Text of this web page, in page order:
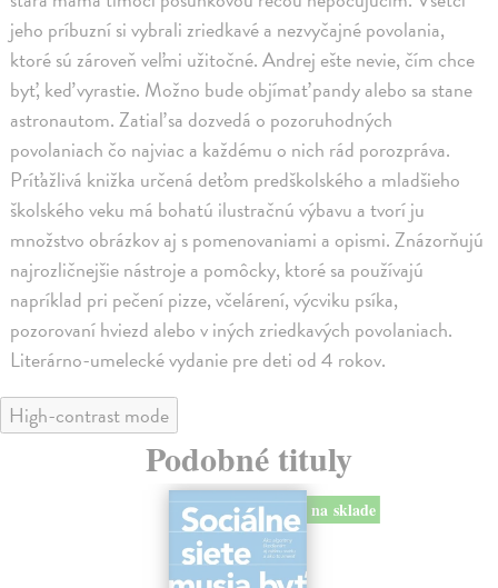
jeho príbuzní si vybrali zriedkavé a nezvyčajné povolania,
ktoré sú zároveň veľmi užitočné. Andrej ešte nevie, čím chce
byť, keď vyrastie. Možno bude objímať pandy alebo sa stane
astronautom. Zatiaľ sa dozvedá o pozoruhodných
povolaniach čo najviac a každému o nich rád porozpráva.
Príťažlivá knižka určená deťom predškolského a mladšieho
školského veku má bohatú ilustračnú výbavu a tvorí ju
množstvo obrázkov aj s pomenovaniami a opismi. Znázorňujú
najrozličnejšie nástroje a pomôcky, ktoré sa používajú
napríklad pri pečení pizze, včelárení, výcviku psíka,
pozorovaní hviezd alebo v iných zriedkavých povolaniach.
Literárno-umelecké vydanie pre deti od 4 rokov.
High-contrast mode
Podobné tituly
na sklade